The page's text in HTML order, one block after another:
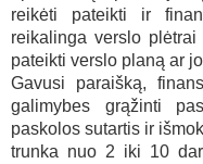
reikėti pateikti ir
reikalinga verslo
pateikti verslo planą ar
Gavusi paraišką,
galimybes grąžinti
paskolos sutartis ir
trunka nuo 2 iki 10